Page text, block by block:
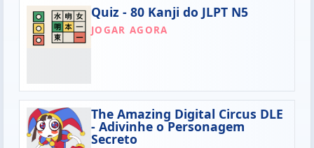
Quiz - 80 Kanji do JLPT N5
JOGAR AGORA
The Amazing Digital Circus DLE
- Adivinhe o Personagem
Secreto